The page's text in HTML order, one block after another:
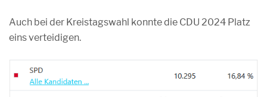
Auch bei der Kreistagswahl konnte die CDU 2024 Platz
eins verteidigen.